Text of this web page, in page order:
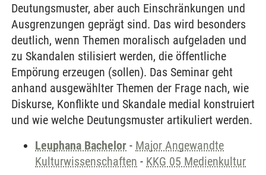
Deutungsmuster, aber auch Einschränkungen und
Ausgrenzungen geprägt sind. Das wird besonders
deutlich, wenn Themen moralisch aufgeladen und
zu Skandalen stilisiert werden, die öffentliche
Empörung erzeugen (sollen). Das Seminar geht
anhand ausgewählter Themen der Frage nach, wie
Diskurse, Konflikte und Skandale medial konstruiert
und wie welche Deutungsmuster artikuliert werden.
Leuphana Bachelor - Major Angewandte
Kulturwissenschaften - KKG 05 Medienkultur